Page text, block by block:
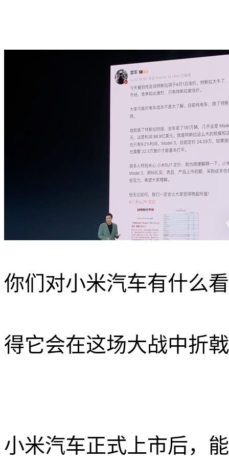
你们对小米汽车有什么
得它会在这场大战中折
小米汽车正式上市后，